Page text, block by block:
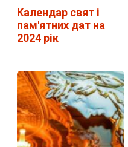
Календар свят і
пам'ятних дат на
2024 рік